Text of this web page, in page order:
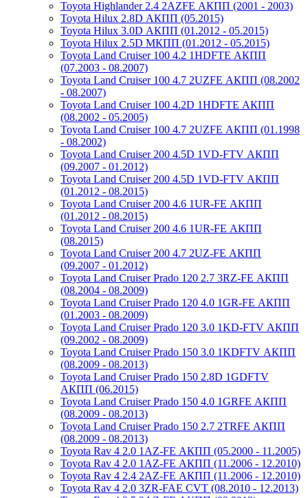
Toyota Highlander 2.4 2AZFE АКПП (2001 - 2003)
Toyota Hilux 2.8D АКПП (05.2015)
Toyota Hilux 3.0D АКПП (01.2012 - 05.2015)
Toyota Hilux 2.5D МКПП (01.2012 - 05.2015)
Toyota Land Cruiser 100 4.2 1HDFTE АКПП
(07.2003 - 08.2007)
Toyota Land Cruiser 100 4.7 2UZFE АКПП (08.2002
- 08.2007)
Toyota Land Cruiser 100 4.2D 1HDFTE АКПП
(08.2002 - 05.2005)
Toyota Land Cruiser 100 4.7 2UZFE АКПП (01.1998
- 08.2002)
Toyota Land Cruiser 200 4.5D 1VD-FTV АКПП
(09.2007 - 01.2012)
Toyota Land Cruiser 200 4.5D 1VD-FTV АКПП
(01.2012 - 08.2015)
Toyota Land Cruiser 200 4.6 1UR-FE АКПП
(01.2012 - 08.2015)
Toyota Land Cruiser 200 4.6 1UR-FE АКПП
(08.2015)
Toyota Land Cruiser 200 4.7 2UZ-FE АКПП
(09.2007 - 01.2012)
Toyota Land Cruiser Prado 120 2.7 3RZ-FE АКПП
(08.2004 - 08.2009)
Toyota Land Cruiser Prado 120 4.0 1GR-FE АКПП
(01.2003 - 08.2009)
Toyota Land Cruiser Prado 120 3.0 1KD-FTV АКПП
(09.2002 - 08.2009)
Toyota Land Cruiser Prado 150 3.0 1KDFTV АКПП
(08.2009 - 08.2013)
Toyota Land Cruiser Prado 150 2.8D 1GDFTV
АКПП (06.2015)
Toyota Land Cruiser Prado 150 4.0 1GRFE АКПП
(08.2009 - 08.2013)
Toyota Land Cruiser Prado 150 2.7 2TRFE АКПП
(08.2009 - 08.2013)
Toyota Rav 4 2.0 1AZ-FE АКПП (05.2000 - 11.2005)
Toyota Rav 4 2.0 1AZ-FE АКПП (11.2006 - 12.2010)
Toyota Rav 4 2.4 2AZ-FE АКПП (11.2006 - 12.2010)
Toyota Rav 4 2.0 3ZR-FAE CVT (08.2010 - 12.2013)